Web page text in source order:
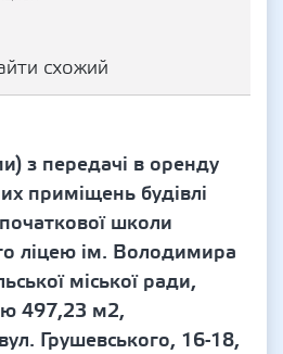
схожий
з передачі в оренду
приміщень будівлі
школи
ліцею ім. Володимира
міської ради,
497,23 м2,
Грушевського, 16-18,